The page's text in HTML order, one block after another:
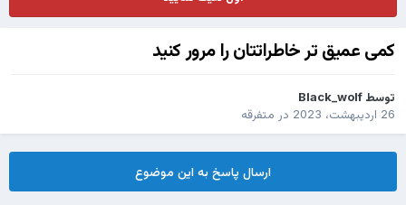
کمی عمیق تر خاطراتتان را مرور کنید
توسط Black_wolf
26 اردیبهشت، 2023
در متفرقه
ارسال پاسخ به این موضوع